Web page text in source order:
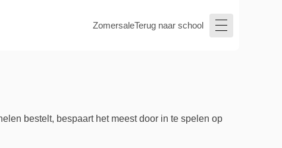
ZomersaleTerug naar school
bestelt, bespaart het meest door in te spelen op